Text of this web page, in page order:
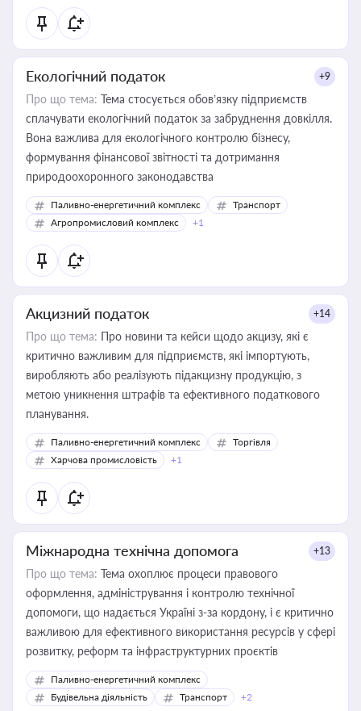
Екологічний податок +9
Про що тема: Тема стосується обов’язку підприємств
сплачувати екологічний податок за забруднення довкілля.
Вона важлива для екологічного контролю бізнесу,
формування фінансової звітності та дотримання
природоохоронного законодавства
Паливно-енергетичний комплекс
Транспорт
Агропромисловий комплекс
+1
Акцизний податок +14
Про що тема: Про новини та кейси щодо акцизу, які є
критично важливим для підприємств, які імпортують,
виробляють або реалізують підакцизну продукцію, з
метою уникнення штрафів та ефективного податкового
планування.
Паливно-енергетичний комплекс
Торгівля
Харчова промисловість
+1
Міжнародна технічна допомога +13
Про що тема: Тема охоплює процеси правового
оформлення, адміністрування і контролю технічної
допомоги, що надається Україні з-за кордону, і є критично
важливою для ефективного використання ресурсів у сфері
розвитку, реформ та інфраструктурних проєктів
Паливно-енергетичний комплекс
Будівельна діяльність
Транспорт +2